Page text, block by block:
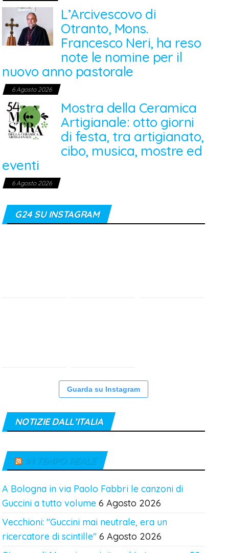
L’Arcivescovo di
Otranto, Mons.
Francesco Neri, ha reso
note le nomine per il
nuovo anno pastorale
6 Agosto 2026
Mostra della Ceramica
Artigianale: otto giorni
di festa, tra artigianato,
cibo, musica, mostre ed
eventi
6 Agosto 2026
G24 SU INSTAGRAM
Guarda su Instagram
NOTIZIE DALL’ITALIA
IN TEMPO REALE
A Bologna in via Paolo Fabbri le canzoni di
Guccini a tutto volume 6 Agosto 2026
Vecchioni: "Guccini mai neutrale, era un
ricercatore di scintille" 6 Agosto 2026